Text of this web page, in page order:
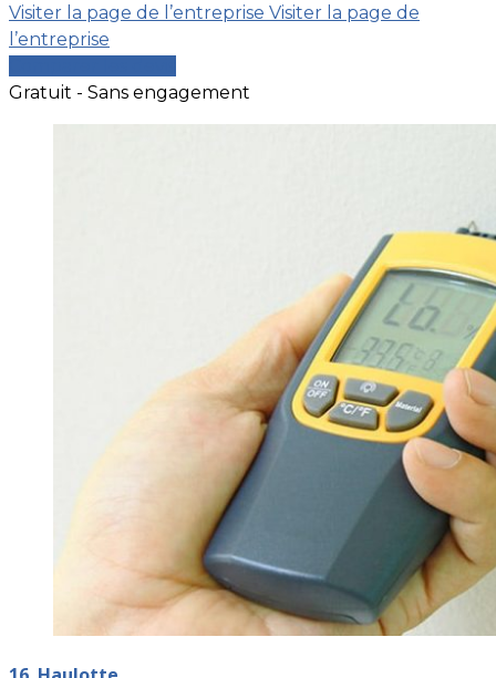
Visiter la page de l’entreprise Visiter la page de
l’entreprise
Gratuit - Sans engagement